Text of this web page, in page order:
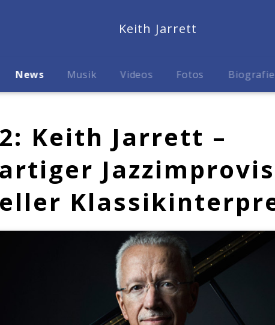
Keith Jarrett
News Musik Videos Fotos Biografie
Keith Jarrett –